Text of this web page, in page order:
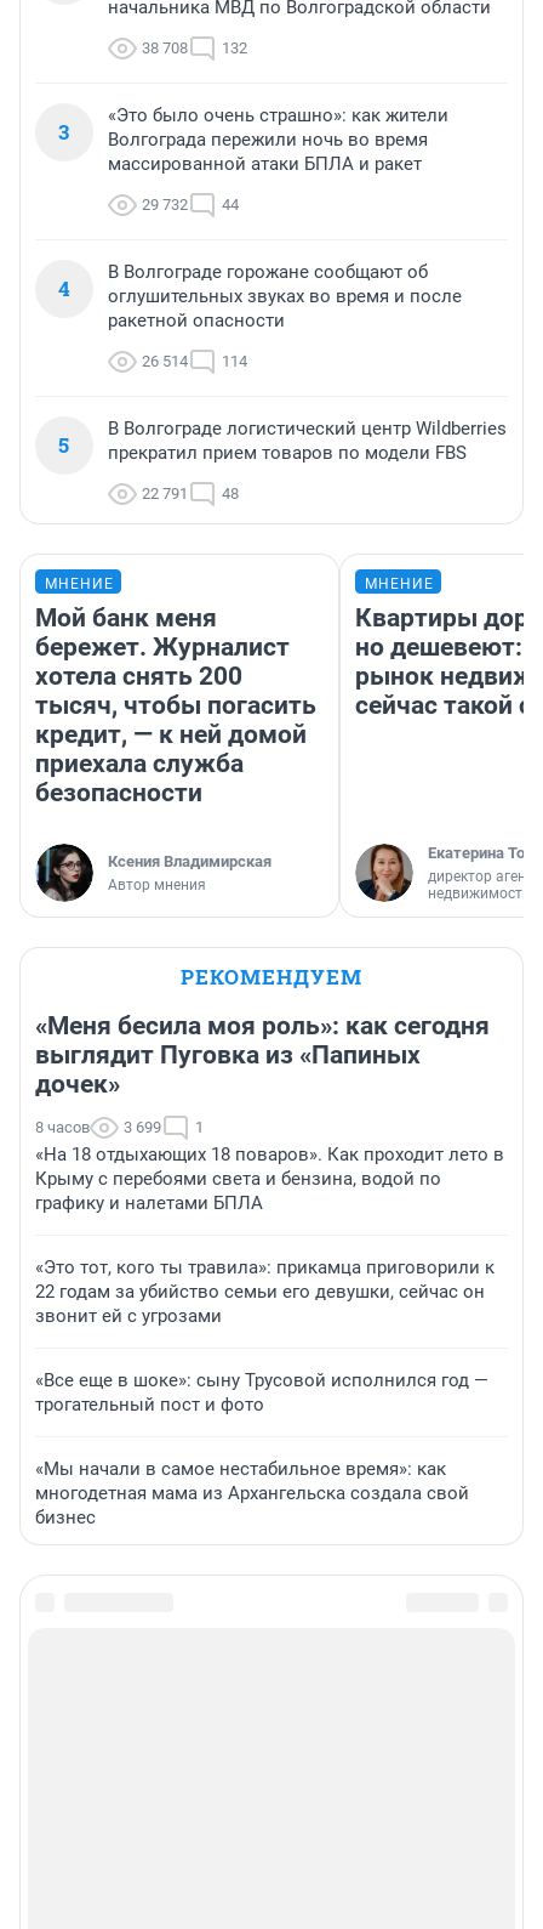
начальника МВД по Волгоградской области
38 708 132
3
«Это было очень страшно»: как жители
Волгограда пережили ночь во время
массированной атаки БПЛА и ракет
29 732 44
4
В Волгограде горожане сообщают об
оглушительных звуках во время и после
ракетной опасности
26 514 114
5
В Волгограде логистический центр Wildberries
прекратил прием товаров по модели FBS
22 791 48
МНЕНИЕ
Мой банк меня
бережет. Журналист
хотела снять 200
тысяч, чтобы погасить
кредит, — к ней домой
приехала служба
безопасности
Ксения Владимирская
Автор мнения
МНЕНИЕ
Квартиры
но дешевеют:
рынок
сейчас такой
Екатерина
директор
недвижимости
РЕКОМЕНДУЕМ
«Меня бесила моя роль»: как сегодня
выглядит Пуговка из «Папиных
дочек»
8 часов 3 699 1
«На 18 отдыхающих 18 поваров». Как проходит лето в
Крыму с перебоями света и бензина, водой по
графику и налетами БПЛА
«Это тот, кого ты травила»: прикамца приговорили к
22 годам за убийство семьи его девушки, сейчас он
звонит ей с угрозами
«Все еще в шоке»: сыну Трусовой исполнился год —
трогательный пост и фото
«Мы начали в самое нестабильное время»: как
многодетная мама из Архангельска создала свой
бизнес